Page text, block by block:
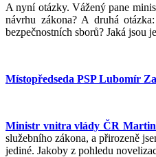
A nyní otázky. Vážený pane
návrhu zákona? A druhá
bezpečnostních sborů? Jaká jsou
Místopředseda PSP Lubomír
Ministr vnitra vlády ČR Martin
služebního zákona, a přirozeně
jediné. Jakoby z pohledu